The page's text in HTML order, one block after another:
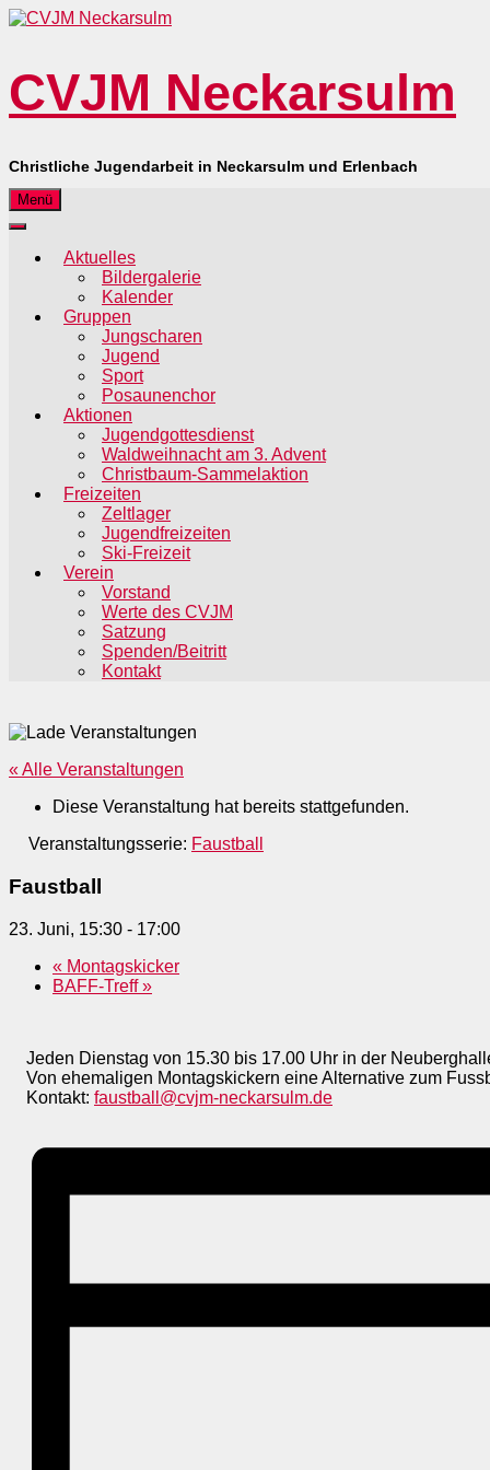
CVJM Neckarsulm
Christliche Jugendarbeit in Neckarsulm und Erlenbach
Menü
Aktuelles
Bildergalerie
Kalender
Gruppen
Jungscharen
Jugend
Sport
Posaunenchor
Aktionen
Jugendgottesdienst
Waldweihnacht am 3. Advent
Christbaum-Sammelaktion
Freizeiten
Zeltlager
Jugendfreizeiten
Ski-Freizeit
Verein
Vorstand
Werte des CVJM
Satzung
Spenden/Beitritt
Kontakt
« Alle Veranstaltungen
Diese Veranstaltung hat bereits stattgefunden.
Veranstaltungsserie: Faustball
Faustball
23. Juni, 15:30 - 17:00
« Montagskicker
BAFF-Treff»
Jeden Dienstag von 15.30 bis 17.00 Uhr in der
Von ehemaligen Montagskickern eine Alternative zum
Kontakt: faustball@cvjm-neckarsulm.de